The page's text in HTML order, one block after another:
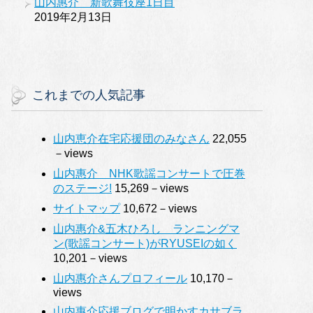
山内惠介 新歌舞伎座1日目
2019年2月13日
これまでの人気記事
山内恵介在宅応援団のみなさん 22,055
－views
山内惠介 NHK歌謡コンサートで圧巻
のステージ! 15,269－views
サイトマップ10,672－views
山内惠介&五木ひろし ランニングマ
ン(歌謡コンサート)がRYUSEIの如く
10,201－views
山内惠介さんプロフィール 10,170－
views